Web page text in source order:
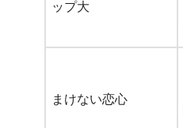
ップ大
まけない恋心